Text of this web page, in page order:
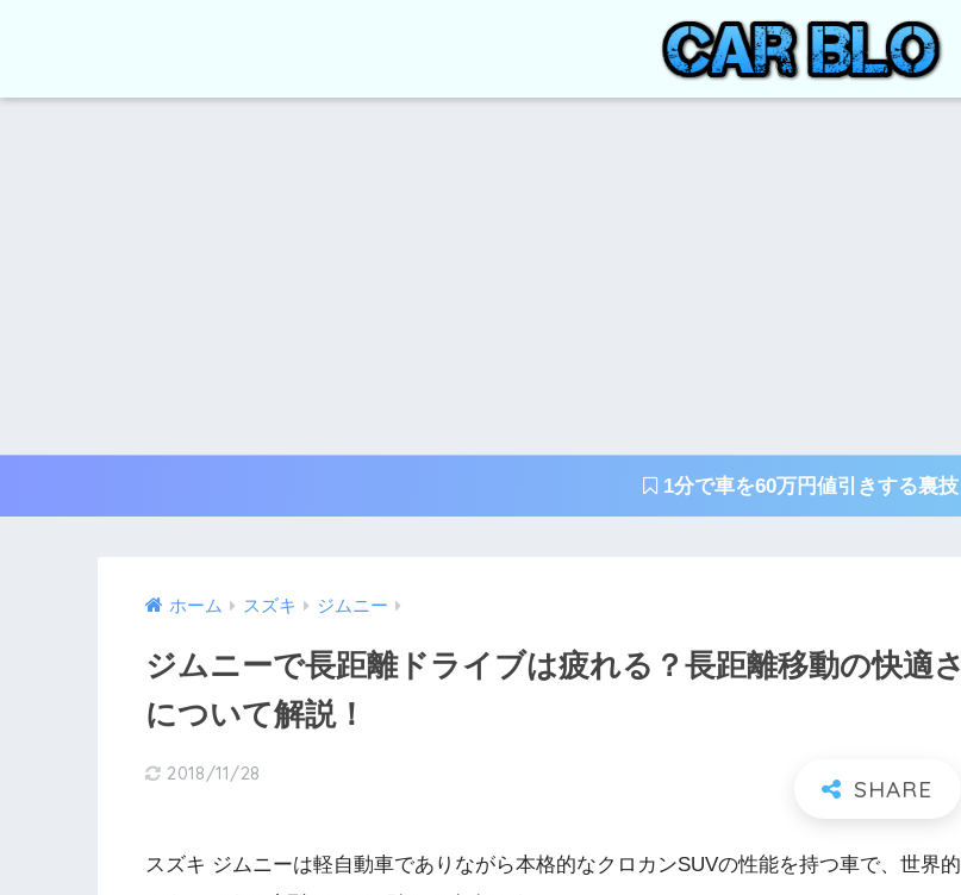
1分で車を60万円値引きする裏技
ホーム スズキ ジムニー
ジムニーで長距離ドライブは疲れる？長距離移動の快適さ
について解説！
2018/11/28
スズキ ジムニーは軽自動車でありながら本格的なクロカンSUVの性能を持つ車で、世界的